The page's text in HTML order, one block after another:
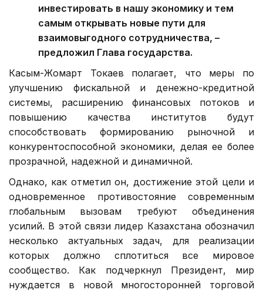
инвестировать в нашу экономику и тем
самым открывать новые пути для
взаимовыгодного сотрудничества, –
предложил Глава государства.
Касым-Жомарт Токаев полагает, что меры по
улучшению фискальной и денежно-кредитной
системы, расширению финансовых потоков и
повышению качества институтов будут
способствовать формированию рыночной и
конкурентоспособной экономики, делая ее более
прозрачной, надежной и динамичной.
Однако, как отметил он, достижение этой цели и
одновременное противостояние современным
глобальным вызовам требуют объединения
усилий. В этой связи лидер Казахстана обозначил
несколько актуальных задач, для реализации
которых должно сплотиться все мировое
сообщество. Как подчеркнул Президент, мир
нуждается в новой многосторонней торговой